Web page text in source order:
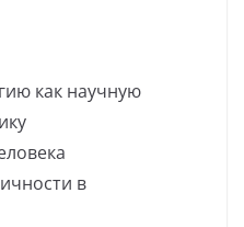
как научную
в